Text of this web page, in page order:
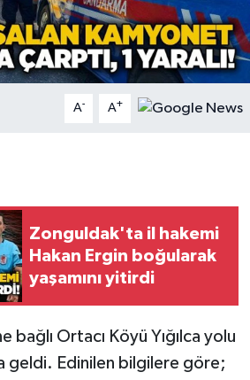
A- A+
Zonguldak'ta il hakemi
Hakan Ergin boğularak
yaşamını yitirdi
bağlı Ortacı Köyü Yığılca yolu
geldi. Edinilen bilgilere göre;